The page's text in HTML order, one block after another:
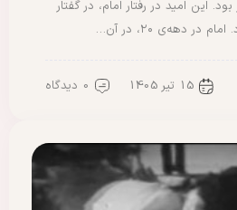
این امید در رفتار امام، در گفتار
دهه‌ی ۲۰، در آن…
15 تیر 1405 0 دیدگاه